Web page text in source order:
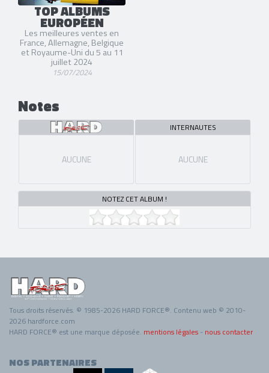
TOP ALBUMS
EUROPÉEN
Les meilleures ventes en
France, Allemagne, Belgique
et Royaume-Uni du 5 au 11
juillet 2024
15/07/2024
Notes
AUCUNE
INTERNAUTES
AUCUNE
NOTEZ CET ALBUM !
Tous droits réservés. © 1985-2026 HARD FORCE®. Contenu web © 2010-
2026 hardforce.com
HARD FORCE® est une marque déposée. mentions légales - nous contacter
NOS PARTENAIRES